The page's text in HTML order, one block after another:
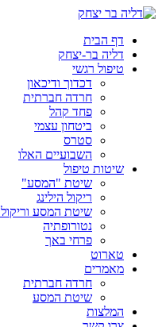
דף הבית
דליה בר-יצחק
טיפול רגשי
דכדוך ודיכאון
חרדה חברתית
פחד קהל
ביטחון עצמי
סטרס
השבועיים האלו
שיטות טיפול
שיטת "המסע"
ריקול הילינג
שיטת המסע וריקול
נטורופתיה
פרחי באך
טארוט
מאמרים
חרדה חברתית
שיטת המסע
המלצות